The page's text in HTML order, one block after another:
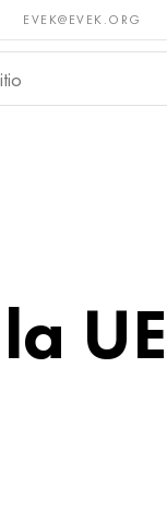
EVEK@EVEK.ORG
Aleación de
UE